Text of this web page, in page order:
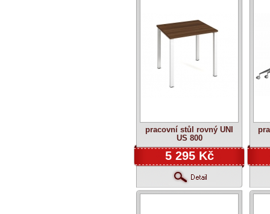
pracovní stůl rovný UNI
US 800
5 295 Kč